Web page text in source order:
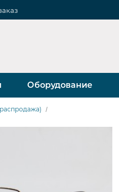
Оборудование